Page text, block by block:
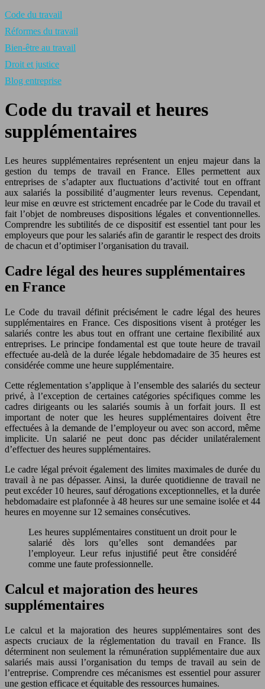
Code du travail
Réformes du travail
Bien-être au travail
Droit et justice
Blog entreprise
Code du travail et heures
supplémentaires
Les heures supplémentaires représentent un enjeu majeur dans la
gestion du temps de travail en France. Elles permettent aux
entreprises de s’adapter aux fluctuations d’activité tout en offrant
aux salariés la possibilité d’augmenter leurs revenus. Cependant,
leur mise en œuvre est strictement encadrée par le Code du travail et
fait l’objet de nombreuses dispositions légales et conventionnelles.
Comprendre les subtilités de ce dispositif est essentiel tant pour les
employeurs que pour les salariés afin de garantir le respect des droits
de chacun et d’optimiser l’organisation du travail.
Cadre légal des heures supplémentaires
en France
Le Code du travail définit précisément le cadre légal des heures
supplémentaires en France. Ces dispositions visent à protéger les
salariés contre les abus tout en offrant une certaine flexibilité aux
entreprises. Le principe fondamental est que toute heure de travail
effectuée au-delà de la durée légale hebdomadaire de 35 heures est
considérée comme une heure supplémentaire.
Cette réglementation s’applique à l’ensemble des salariés du secteur
privé, à l’exception de certaines catégories spécifiques comme les
cadres dirigeants ou les salariés soumis à un forfait jours. Il est
important de noter que les heures supplémentaires doivent être
effectuées à la demande de l’employeur ou avec son accord, même
implicite. Un salarié ne peut donc pas décider unilatéralement
d’effectuer des heures supplémentaires.
Le cadre légal prévoit également des limites maximales de durée du
travail à ne pas dépasser. Ainsi, la durée quotidienne de travail ne
peut excéder 10 heures, sauf dérogations exceptionnelles, et la durée
hebdomadaire est plafonnée à 48 heures sur une semaine isolée et 44
heures en moyenne sur 12 semaines consécutives.
Les heures supplémentaires constituent un droit pour le
salarié dès lors qu’elles sont demandées par
l’employeur. Leur refus injustifié peut être considéré
comme une faute professionnelle.
Calcul et majoration des heures
supplémentaires
Le calcul et la majoration des heures supplémentaires sont des
aspects cruciaux de la réglementation du travail en France. Ils
déterminent non seulement la rémunération supplémentaire due aux
salariés mais aussi l’organisation du temps de travail au sein de
l’entreprise. Comprendre ces mécanismes est essentiel pour assurer
une gestion efficace et équitable des ressources humaines.